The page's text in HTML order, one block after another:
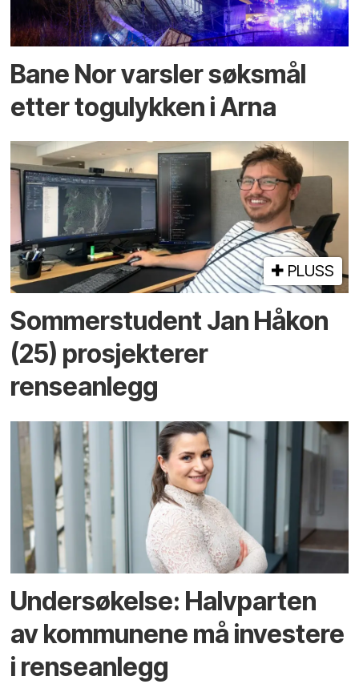
Bane Nor varsler søksmål
etter togulykken i Arna
PLUSS
Sommerstudent Jan Håkon
(25) prosjekterer
renseanlegg
Undersøkelse: Halv­parten
av kommunene må investere
i rense­anlegg